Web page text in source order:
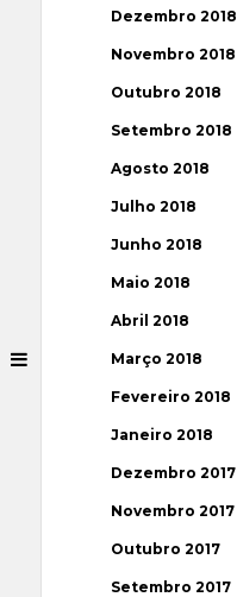
Dezembro 2018
Novembro 2018
Outubro 2018
Setembro 2018
Agosto 2018
Julho 2018
Junho 2018
Maio 2018
Abril 2018
Março 2018
Fevereiro 2018
Janeiro 2018
Dezembro 2017
Novembro 2017
Outubro 2017
Setembro 2017